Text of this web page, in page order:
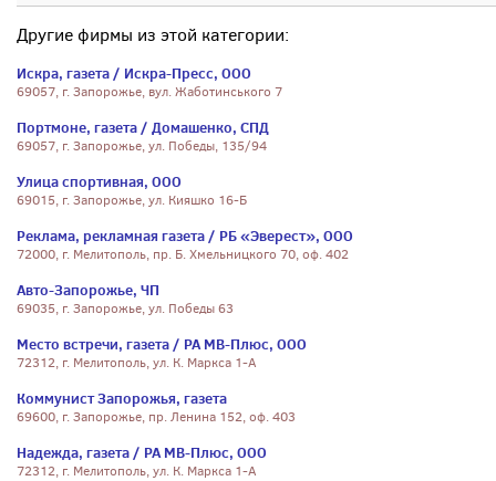
Другие фирмы из этой категории:
Искра, газета / Искра-Пресс, ООО
69057, г. Запорожье, вул. Жаботинського 7
Портмоне, газета / Домашенко, СПД
69057, г. Запорожье, ул. Победы, 135/94
Улица спортивная, ООО
69015, г. Запорожье, ул. Кияшко 16-Б
Реклама, рекламная газета / РБ «Эверест», ООО
72000, г. Мелитополь, пр. Б. Хмельницкого 70, оф. 402
Авто-Запорожье, ЧП
69035, г. Запорожье, ул. Победы 63
Место встречи, газета / РА МВ-Плюс, ООО
72312, г. Мелитополь, ул. К. Маркса 1-А
Коммунист Запорожья, газета
69600, г. Запорожье, пр. Ленина 152, оф. 403
Надежда, газета / РА МВ-Плюс, ООО
72312, г. Мелитополь, ул. К. Маркса 1-А